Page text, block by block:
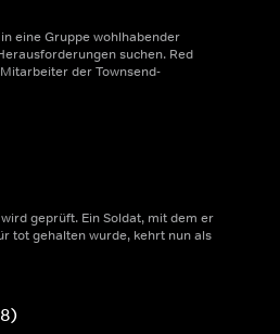
eine Gruppe wohlhabender
suchen. Red
der Townsend-
geprüft. Ein Soldat, mit dem er
tot gehalten wurde, kehrt nun als